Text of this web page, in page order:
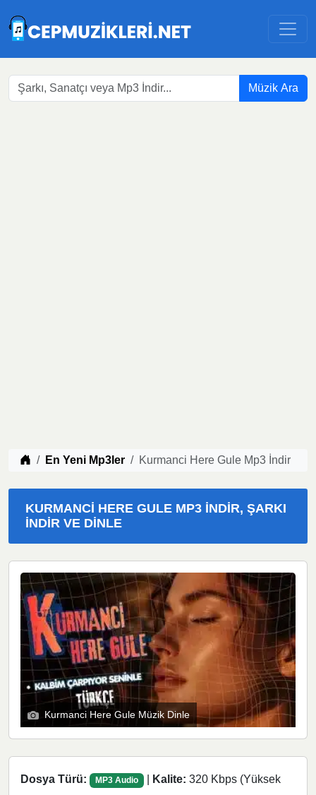
Müzik Ara
Müzik indir
En Yeni Mp3ler Kurmanci Here Gule Mp3 İndir
KURMANCI HERE GULE MP3 İNDIR, ŞARKI
İNDIR VE DINLE
Kurmanci Here Gule Müzik Dinle
Dosya Türü: MP3 Audio | Kalite: 320 Kbps (Yüksek